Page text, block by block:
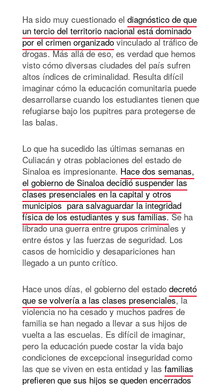
Ha sido muy cuestionado el diagnóstico de que
un tercio del territorio nacional está dominado
por el crimen organizadovinculado al tráfico de
drogas. Más allá de eso, es verdad que hemos
visto cómo diversas ciudades del país sufren
altos índices de criminalidad. Resulta difícil
imaginar cómo la educación comunitaria puede
desarrollarse cuando los estudiantes tienen que
refugiarse bajo los pupitres para protegerse de
las balas.
Lo que ha sucedido las últimas semanas en
Culiacán y otras poblaciones del estado de
Sinaloa es impresionante. Hace dos semanas,
el gobierno de Sinaloa decidió suspender las
clases presenciales en la capital y otros
municipios para salvaguardar la integridad
física de los estudiantes y sus familias.Se ha
librado una guerra entre grupos criminales y
entre éstos y las fuerzas de seguridad. Los
casos de homicidio y desapariciones han
llegado a un punto crítico.
Hace unos días, el gobierno del estado decretó
que se volvería a las clases presenciales, la
violencia no ha cesado y muchos padres de
familia se han negado a llevar a sus hijos de
vuelta a las escuelas. Es difícil de imaginar,
pero la educación puede costar la vida bajo
condiciones de excepcional inseguridad como
las que se viven en esta entidad y las familias
prefieren que sus hijos se queden encerrados